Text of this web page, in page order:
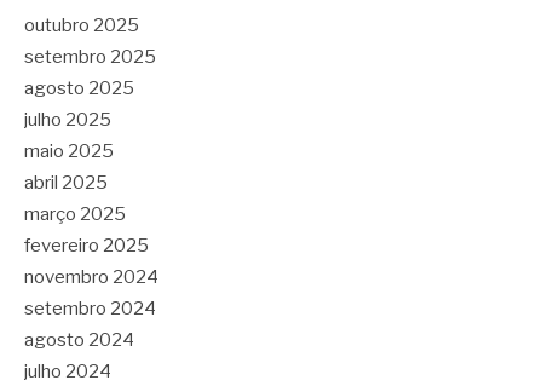
outubro 2025
setembro 2025
agosto 2025
julho 2025
maio 2025
abril 2025
março 2025
fevereiro 2025
novembro 2024
setembro 2024
agosto 2024
julho 2024